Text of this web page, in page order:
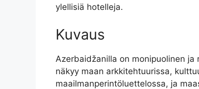
ylellisiä hotelleja.
Kuvaus
Azerbaidžanilla on monipuolinen
näkyy maan arkkitehtuurissa,
maailmanperintöluettelossa, ja